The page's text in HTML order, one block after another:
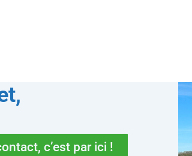
c’est par ici !